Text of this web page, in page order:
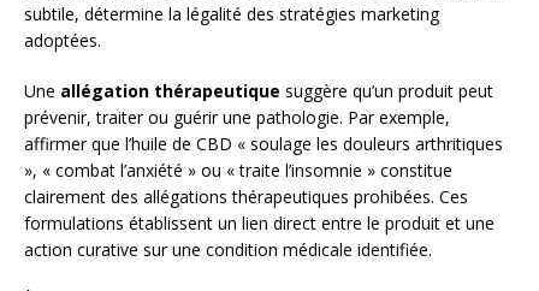
subtile, détermine la légalité des stratégies marketing
adoptées.
Une allégation thérapeutique suggère qu’un produit peut
prévenir, traiter ou guérir une pathologie. Par exemple,
affirmer que l’huile de CBD « soulage les douleurs arthritiques
», « combat l’anxiété » ou « traite l’insomnie » constitue
clairement des allégations thérapeutiques prohibées. Ces
formulations établissent un lien direct entre le produit et une
action curative sur une condition médicale identifiée.